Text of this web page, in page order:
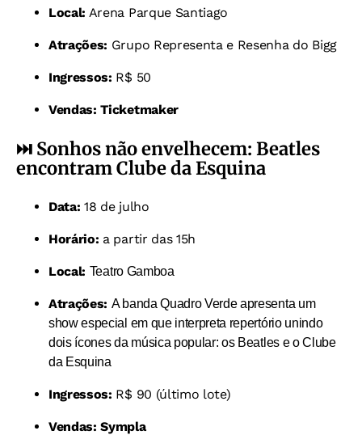
Local: Arena Parque Santiago
Atrações: Grupo Representa e Resenha do Bigg
Ingressos: R$ 50
Vendas:Ticketmaker
⏭️ Sonhos não envelhecem: Beatles
encontram Clube da Esquina
Data:18 de julho
Horário: a partir das 15h
Local: Teatro Gamboa
Atrações: A banda Quadro Verde apresenta um
show especial em que interpreta repertório unindo
dois ícones da música popular: os Beatles e o Clube
da Esquina
Ingressos: R$ 90 (último lote)
Vendas: Sympla